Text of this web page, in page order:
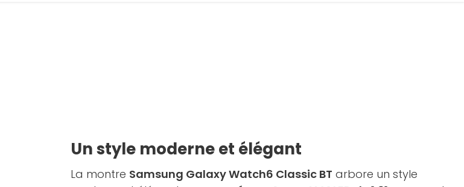
Un style moderne et élégant
La montre Samsung Galaxy Watch6 Classic BT arbore un style